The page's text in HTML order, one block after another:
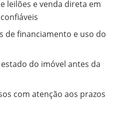
leilões e venda direta em
de financiamento e uso do
do imóvel antes da
com atenção aos prazos